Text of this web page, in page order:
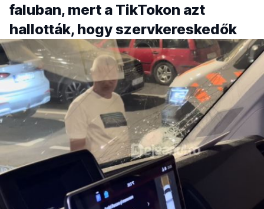
faluban, mert a TikTokon azt
hallották, hogy szervkereskedők